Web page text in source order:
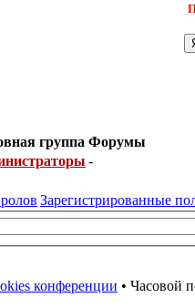
группа Форумы
-
Зарегистрированные
конференции • Часовой